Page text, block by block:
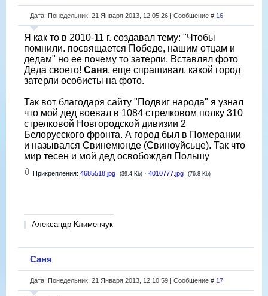
Дата: Понедельник, 21 Января 2013, 12:05:26 | Сообщение # 16
Я как то в 2010-11 г. создавал тему: "Чтобы
помнили. посвящается Победе, нашим отцам и
дедам" но ее почему то затерли. Вставлял фото
Деда своего! Саня, еще спрашивал, какой город
затерли особисты на фото.
Так вот благодаря сайту "Подвиг народа" я узнал
что мой дед воевал в 1084 стрелковом полку 310
стрелковой Новгородской дивизии 2
Белорусского фронта. А город был в Померании
и назывался Свинемюнде (Свиноуйсьце). Так что
мир тесен и мой дед освобождал Польшу
Прикрепления: 4685518.jpg (39.4 Kb) · 4010777.jpg (76.8 Kb)
Александр Клименчук
Саня
Дата: Понедельник, 21 Января 2013, 12:10:59 | Сообщение # 17